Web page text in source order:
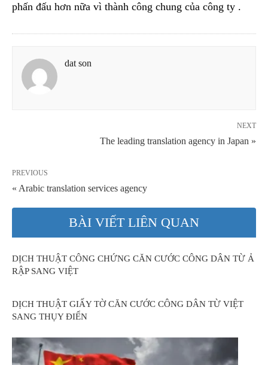
phấn đấu hơn nữa vì thành công chung của công ty .
dat son
NEXT
The leading translation agency in Japan »
PREVIOUS
« Arabic translation services agency
BÀI VIẾT LIÊN QUAN
DỊCH THUẬT CÔNG CHỨNG CĂN CƯỚC CÔNG DÂN TỪ Ả
RẬP SANG VIỆT
DỊCH THUẬT GIẤY TỜ CĂN CƯỚC CÔNG DÂN TỪ VIỆT
SANG THỤY ĐIỂN